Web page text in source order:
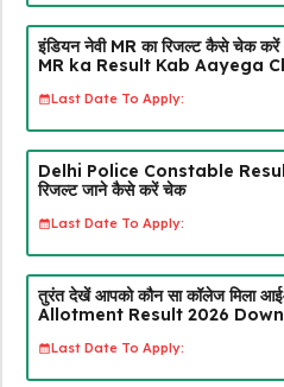
इंडियन नेवी MR का रिजल्ट कैसे चेक
MR ka Result Kab Aayega
Last Date To Apply:
Delhi Police Constable Result
रिजल्ट जाने कैसे करें चेक
Last Date To Apply:
तुरंत देखें आपको कौन सा कॉलेज मिला
Allotment Result 2026
Last Date To Apply: